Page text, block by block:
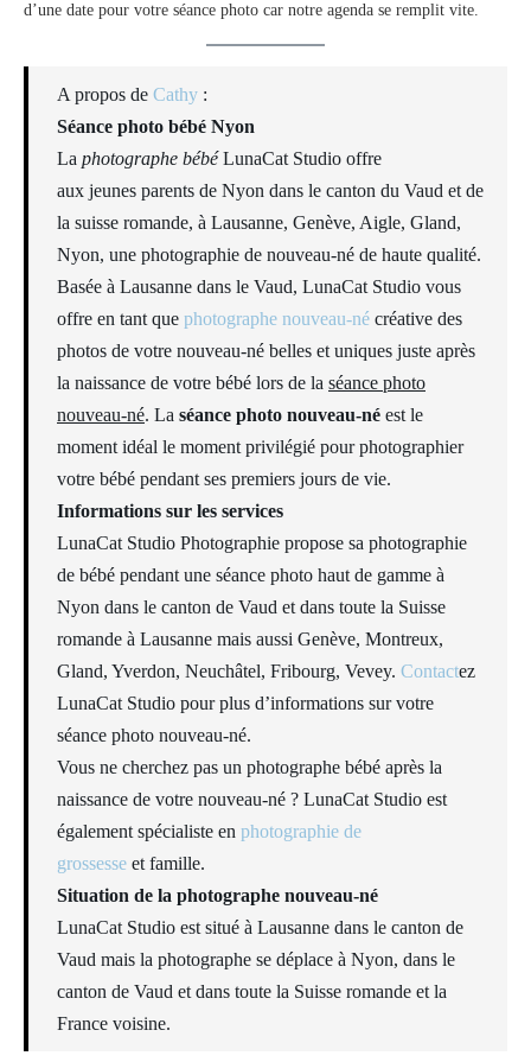
d’une date pour votre séance photo car notre agenda se remplit vite.
A propos de Cathy :
Séance photo bébé Nyon
La photographe bébéLunaCat Studio offre
aux jeunes parents de Nyon dans le canton du Vaud et de
la suisse romande, à Lausanne, Genève, Aigle, Gland,
Nyon, une photographie de nouveau-né de haute qualité.
Basée à Lausanne dans le Vaud, LunaCat Studio vous
offre en tant que photographe nouveau-né créative des
photos de votre nouveau-né belles et uniques juste après
la naissance de votre bébé lors de la séance photo
nouveau-né. La séance photo nouveau-né est le
moment idéal le moment privilégié pour photographier
votre bébé pendant ses premiers jours de vie.
Informations sur les services
LunaCat Studio Photographie propose sa photographie
de bébé pendant une séance photo haut de gamme à
Nyon dans le canton de Vaud et dans toute la Suisse
romande à Lausanne mais aussi Genève, Montreux,
Gland, Yverdon, Neuchâtel, Fribourg, Vevey. Contactez
LunaCat Studio pour plus d’informations sur votre
séance photo nouveau-né.
Vous ne cherchez pas un photographe bébé après la
naissance de votre nouveau-né ? LunaCat Studio est
également spécialiste en photographie de
grossesse et famille.
Situation de la photographe nouveau-né
LunaCat Studio est situé à Lausanne dans le canton de
Vaud mais la photographe se déplace à Nyon, dans le
canton de Vaud et dans toute la Suisse romande et la
France voisine.